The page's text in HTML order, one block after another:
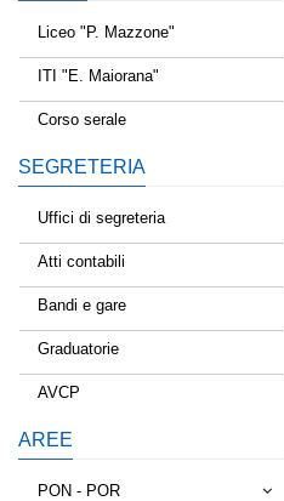
Liceo "P. Mazzone"
ITI "E. Maiorana"
Corso serale
SEGRETERIA
Uffici di segreteria
Atti contabili
Bandi e gare
Graduatorie
AVCP
AREE
PON - POR